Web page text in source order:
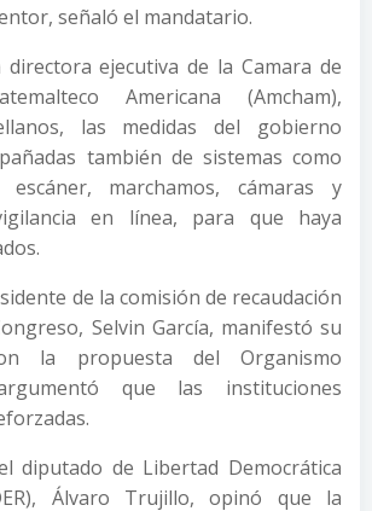
señaló el mandatario.
ejecutiva de la Camara de
Americana (Amcham),
las medidas del gobierno
también de sistemas como
marchamos, cámaras y
en línea, para que haya
de la comisión de recaudación
Selvin García, manifestó su
la propuesta del Organismo
que las instituciones
diputado de Libertad Democrática
Álvaro Trujillo, opinó que la